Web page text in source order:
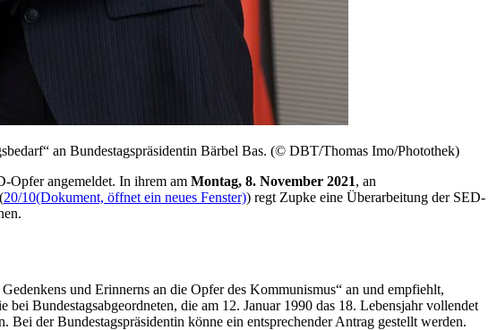
an Bundestagspräsidentin Bärbel Bas. (© DBT/Thomas Imo/Photothek)
Opfer angemeldet. In ihrem am Montag, 8. November 2021, an
20/10(Dokument, öffnet ein neues Fenster)) regt Zupke eine Überarbeitung der SED-
und Erinnerns an die Opfer des Kommunismus“ an und empfiehlt,
Bundestagsabgeordneten, die am 12. Januar 1990 das 18. Lebensjahr vollendet
der Bundestagspräsidentin könne ein entsprechender Antrag gestellt werden.